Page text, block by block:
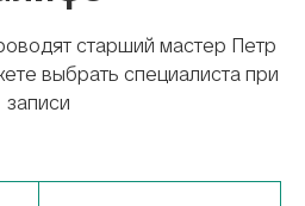
старший мастер Петр
выбрать специалиста при
записи